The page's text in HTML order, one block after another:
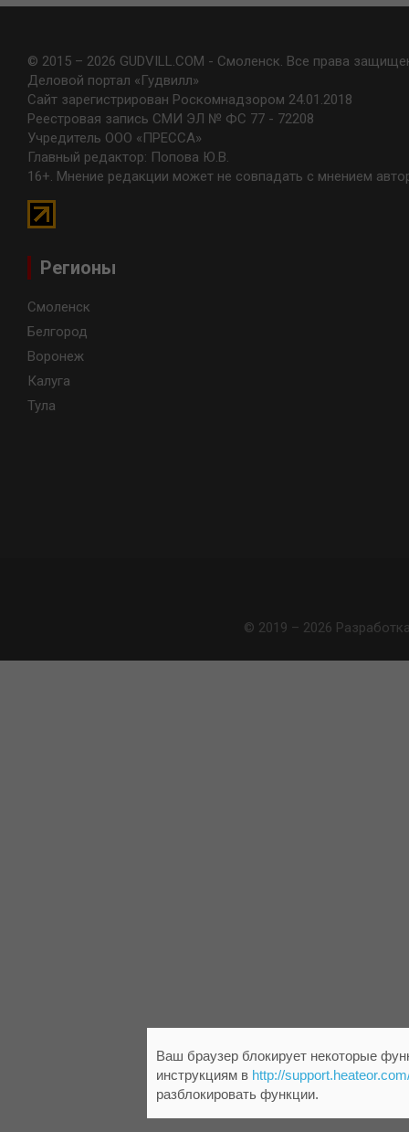
© 2015 – 2026 GUDVILL.COM - Смоленск. Все права
Деловой портал «Гудвилл»
Сайт зарегистрирован Роскомнадзором 24.01.2018
Реестровая запись СМИ ЭЛ № ФС 77 - 72208
Учредитель ООО «ПРЕССА»
Главный редактор: Попова Ю.В.
16+. Мнение редакции может не совпадать с мнением
Регионы
Смоленск
Белгород
Воронеж
Калуга
Тула
© 2019 – 2026
Ваш браузер блокирует некоторые
инструкциям в http://
разблокировать функции.